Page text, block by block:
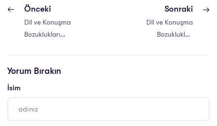
Önceki
Dil ve Konuşma
Bozuklukları
Sonraki
Dil ve Konuşma
Bozuklukları
Yorum Bırakın
İsim